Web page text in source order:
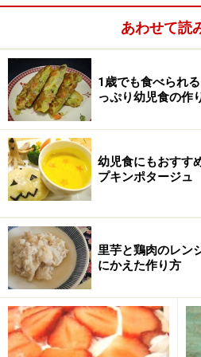
海苔は黒ごまでもOKです。ご
チョコレートでも。
いちごとバナナのサ
あわせて読
1歳でも食べられ
っぷり幼児食の作
幼児食にもおすす
プキンポタージュ
里芋と鶏肉のレン
にかえた作り方